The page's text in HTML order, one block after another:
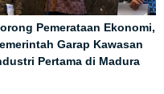
Pemerataan Ekonomi,
Garap Kawasan
Pertama di Madura